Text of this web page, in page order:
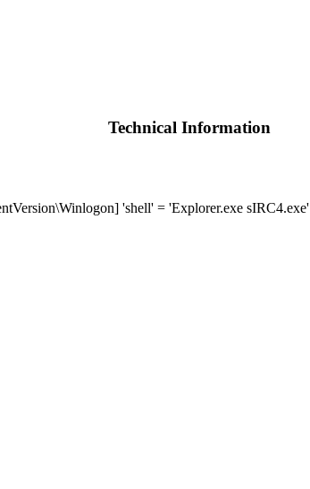
Technical Information
'shell' = 'Explorer.exe sIRC4.exe'